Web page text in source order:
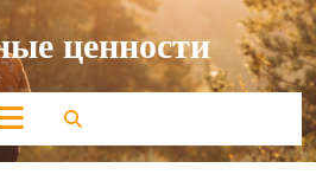
ценности
Кнопка
Открыть